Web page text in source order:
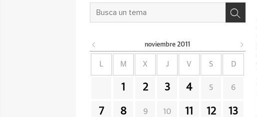
noviembre 2011
L M X J V S D
1 2 3 4 5 6
7 8 9 10 11 12 13